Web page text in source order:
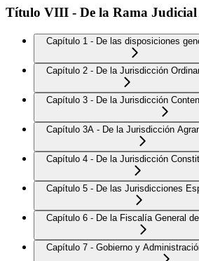
Título VIII - De la Rama Judicial
Capítulo 1 - De las disposiciones
Capítulo 2 - De la Jurisdicción
Capítulo 3 - De la Jurisdicción
Capítulo 3A - De la Jurisdicción
Capítulo 4 - De la Jurisdicción
Capítulo 5 - De las Jurisdicciones
Capítulo 6 - De la Fiscalía General
Capítulo 7 - Gobierno y